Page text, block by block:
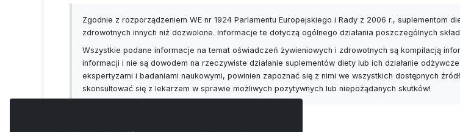
Zgodnie z rozporządzeniem WE nr 1924 Parlamentu Europejskiego i Rady z 2006 r., suplementom
zdrowotnych innych niż dozwolone. Informacje te dotyczą ogólnego działania poszczególnych
Wszystkie podane informacje na temat oświadczeń żywieniowych i zdrowotnych są kompilacją
informacji i nie są dowodem na rzeczywiste działanie suplementów diety lub ich działanie
ekspertyzami i badaniami naukowymi, powinien zapoznać się z nimi we wszystkich dostępnych
skonsultować się z lekarzem w sprawie możliwych pozytywnych lub niepożądanych skutków!